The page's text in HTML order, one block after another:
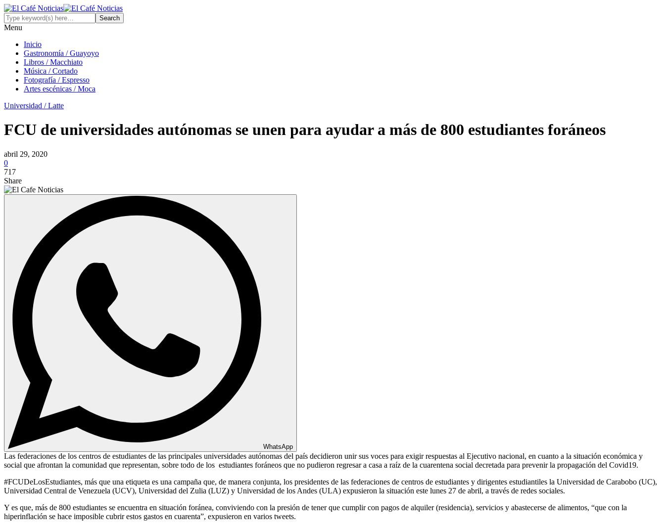
Menu
Inicio
Gastronomía / Guayoyo
Libros / Macchiato
Música / Cortado
Fotografía / Espresso
Artes escénicas / Moca
Universidad / Latte
FCU de universidades autónomas se unen para ayudar a más de 800 estudiantes foráneos
abril 29, 2020
0
717
Share
WhatsApp
Las federaciones de los centros de estudiantes de las principales universidades autónomas del país decidieron unir sus voces para exigir respuestas al Ejecutivo nacional, en cuanto a la situación económica y
social que afrontan la comunidad que representan, sobre todo de los estudiantes foráneos que no pudieron regresar a casa a raíz de la cuarentena social decretada para prevenir la propagación del Covid19.
#FCUDeLosEstudiantes, más que una etiqueta es una campaña que, de manera conjunta, los presidentes de las federaciones de centros de estudiantes y dirigentes estudiantiles la Universidad de Carabobo (UC),
Universidad Central de Venezuela (UCV), Universidad del Zulia (LUZ) y Universidad de los Andes (ULA) expusieron la situación este lunes 27 de abril, a través de redes sociales.
Y es que, más de 800 estudiantes se encuentra en situación foránea, conviviendo con la presión de tener que cumplir con pagos de alquiler (residencia), servicios y abastecerse de alimentos, “que con la
hiperinflación se hace imposible cubrir estos gastos en cuarenta”, expusieron en varios tweets.